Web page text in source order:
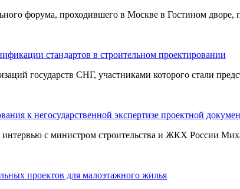
форума, проходившего в Москве в Гостином дворе,
стандартов в строительном проектировании
государств СНГ, участниками которого стали
к негосударственной экспертизе проектной
с министром строительства и ЖКХ России
проектов для малоэтажного жилья